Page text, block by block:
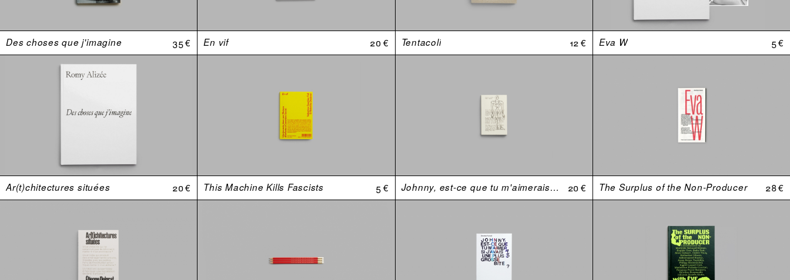
Des choses que j'imagine 35 € En vif 20 € Tentacoli 12 € Eva W 5 €
Ar(t)chitectures situées 20 € This Machine Kills Fascists 5 € Johnny, est-ce que tu m'aimerais si j’avais une plus grosse bite ? 20 € The Surplus of the Non-Producer 28 €